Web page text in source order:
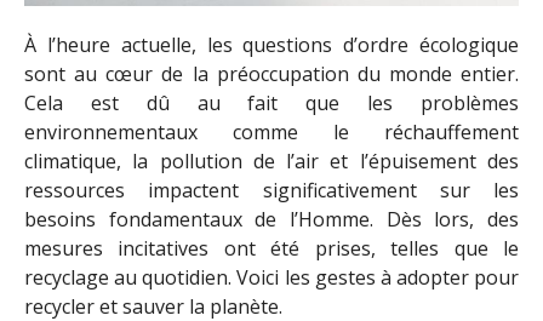
À l’heure actuelle, les questions d’ordre écologique
sont au cœur de la préoccupation du monde entier.
Cela est dû au fait que les problèmes
environnementaux comme le réchauffement
climatique, la pollution de l’air et l’épuisement des
ressources impactent significativement sur les
besoins fondamentaux de l’Homme. Dès lors, des
mesures incitatives ont été prises, telles que le
recyclage au quotidien. Voici les gestes à adopter pour
recycler et sauver la planète.